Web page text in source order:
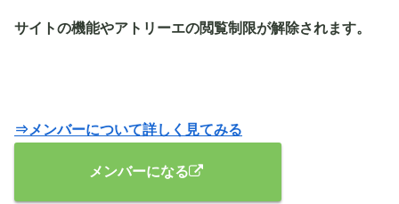
サイトの機能やアトリーエの閲覧制限が解除されます。
⇒メンバーについて詳しく見てみる
メンバーになる